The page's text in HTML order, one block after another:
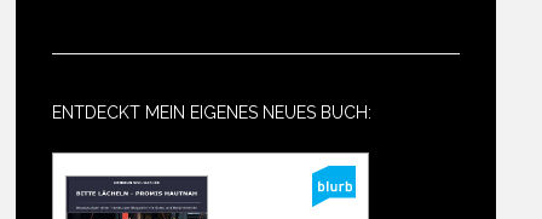
ENTDECKT MEIN EIGENES NEUES BUCH: